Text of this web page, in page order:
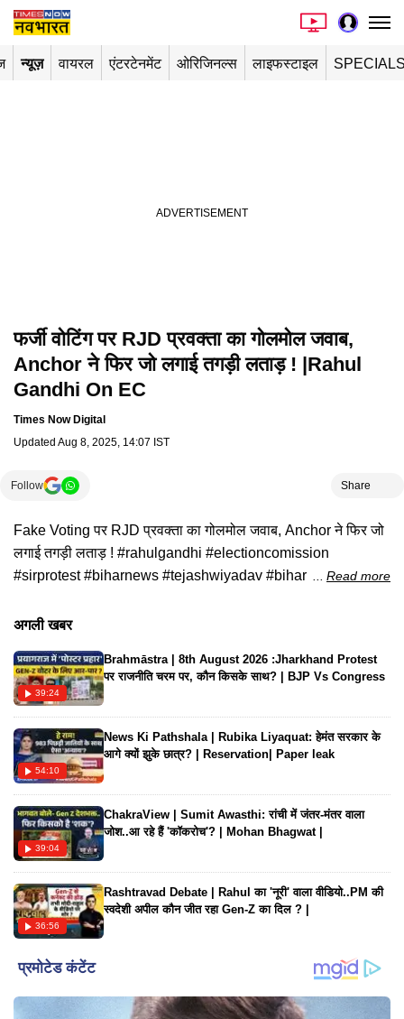
न्यूज़ वायरल एंटरटेनमेंट ओरिजिनल्स लाइफस्टाइल
Playing in picture-in-picture
फर्जी वोटिंग पर RJD प्रवक्ता का गोलमोल जवाब,
Anchor ने फिर जो लगाई तगड़ी लताड़ ! |Rahul
Gandhi On EC
Times Now Digital
Updated Aug 8, 2025, 14:07 IST
Follow Share
Fake Voting पर RJD प्रवक्ता का गोलमोल जवाब, Anchor ने फिर जो
लगाई तगड़ी लताड़ ! #rahulgandhi #electioncomission
#sirprotest #biharnews #tejashwiyadav #biharelection
#latestnews #aajkitazakhabar #topnews
Read more
अगली खबर
39:24
Brahmāstra | 8th August 2026 :Jharkhand Protest
पर राजनीति चरम पर, कौन किसके साथ? | BJP Vs Congress
54:10
News Ki Pathshala | Rubika Liyaquat: हेमंत सरकार के
आगे क्यों झुके छात्र? | Reservation| Paper leak
39:04
ChakraView | Sumit Awasthi: रांची में जंतर-मंतर वाला
जोश..आ रहे हैं 'कॉकरोच'? | Mohan Bhagwat |
36:56
Rashtravad Debate | Rahul का 'नूरी' वाला वीडियो..PM की
स्वदेशी अपील कौन जीत रहा Gen-Z का दिल ? |